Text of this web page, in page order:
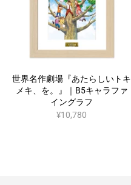
世界名作劇場『あたらしいトキ
メキ、を。』｜B5キャラファ
イングラフ
¥10,780